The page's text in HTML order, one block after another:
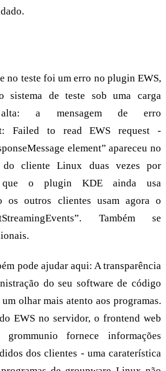
no teste foi um erro no plugin EWS,
sistema de teste sob uma carga
alta: a mensagem de erro
Failed to read EWS request -
element” apareceu no
do cliente Linux duas vezes por
que o plugin KDE ainda usa
os outros clientes usam agora o
Também se
pode ajudar aqui: A transparência
do seu software de código
olhar mais atento aos programas.
EWS no servidor, o frontend web
fornece informações
dos clientes - uma caraterística